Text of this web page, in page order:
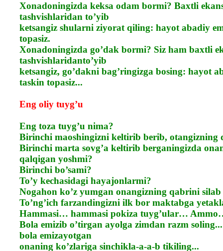
Xonadoningizda keksa odam bormi? Baxtli
tashvishlaridan to’yib
ketsangiz shularni ziyorat qiling: hayot abadiy
topasiz.
Xonadoningizda go’dak bormi? Siz ham baxtli
tashvishlaridanto’yib
ketsangiz, go’dakni bag’ringizga bosing: hayot
taskin topasiz...
Eng oliy tuyg’u
Eng toza tuyg’u nima?
Birinchi maoshingizni keltirib berib, otangizning
Birinchi marta sovg’a keltirib berganingizda
qalqigan yoshmi?
Birinchi bo’sami?
To’y kechasidagi hayajonlarmi?
Nogahon ko’z yumgan onangizning qabrini
To’ng’ich farzandingizni ilk bor maktabga
Hammasi… hammasi pokiza tuyg’ular…
Bola emizib o’tirgan ayolga zimdan razm
bola emizayotgan
onaning ko’zlariga sinchikla-a-a-b tikiling...